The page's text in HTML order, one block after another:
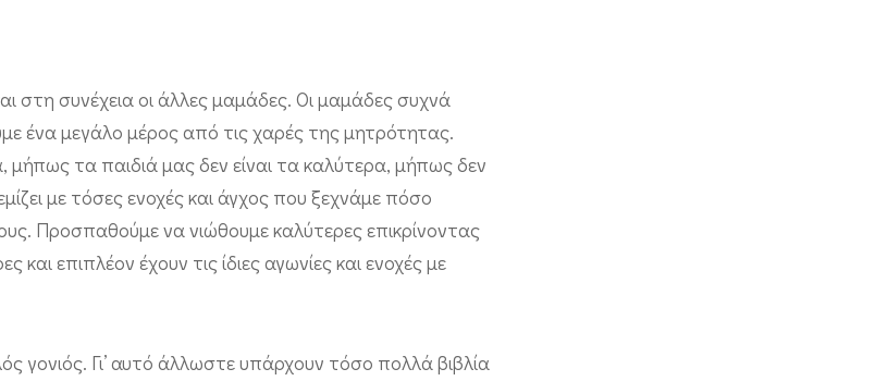
στη συνέχεια οι άλλες μαμάδες. Οι μαμάδες συχνά
ένα μεγάλο μέρος από τις χαρές της μητρότητας.
τα παιδιά μας δεν είναι τα καλύτερα, μήπως δεν
με τόσες ενοχές και άγχος που ξεχνάμε πόσο
Προσπαθούμε να νιώθουμε καλύτερες επικρίνοντας
επιπλέον έχουν τις ίδιες αγωνίες και ενοχές με
γονιός. Γι’ αυτό άλλωστε υπάρχουν τόσο πολλά βιβλία